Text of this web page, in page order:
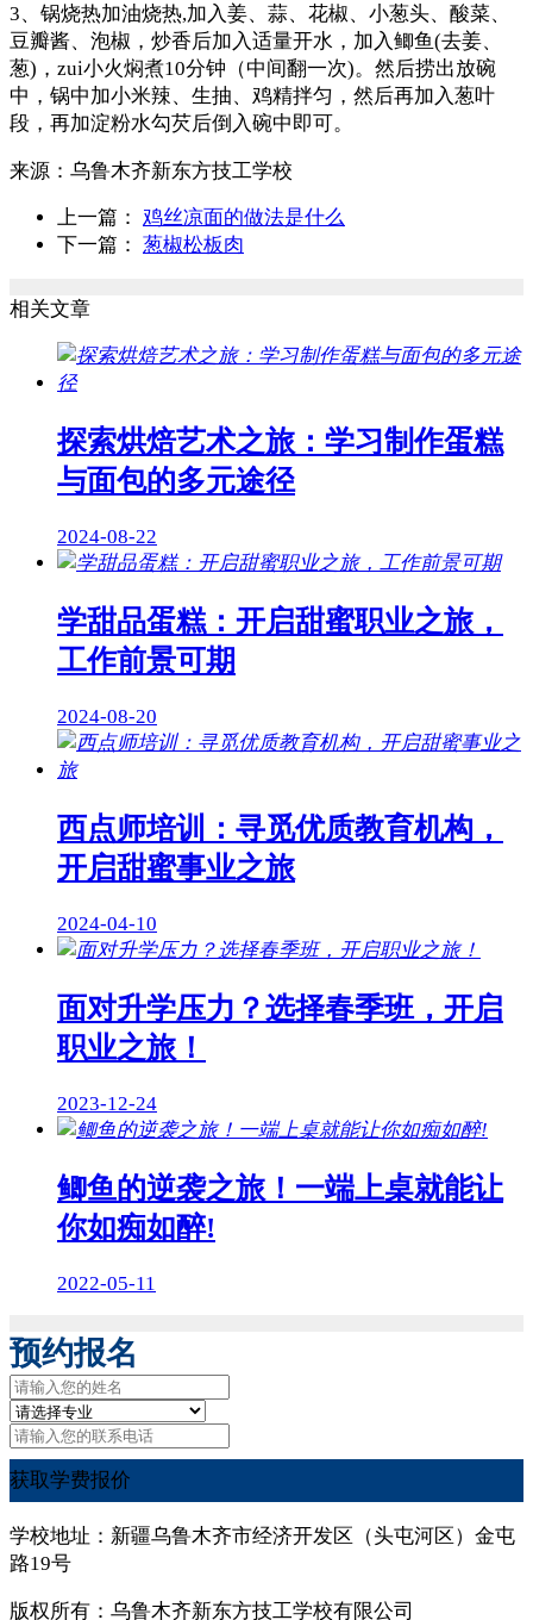
3、锅烧热加油烧热,加入姜、蒜、花椒、小葱头、酸菜、
豆瓣酱、泡椒，炒香后加入适量开水，加入鲫鱼(去姜、
葱)，zui小火焖煮10分钟（中间翻一次)。然后捞出放碗
中，锅中加小米辣、生抽、鸡精拌匀，然后再加入葱叶
段，再加淀粉水勾芡后倒入碗中即可。
来源： 乌鲁木齐新东方技工学校
上一篇： 鸡丝凉面的做法是什么
下一篇： 葱椒松板肉
相关文章
探索烘焙艺术之旅：学习制作蛋糕
与面包的多元途径
2024-08-22
学甜品蛋糕：开启甜蜜职业之旅，
工作前景可期
2024-08-20
西点师培训：寻觅优质教育机构，
开启甜蜜事业之旅
2024-04-10
面对升学压力？选择春季班，开启
职业之旅！
2023-12-24
鲫鱼的逆袭之旅！一端上桌就能让
你如痴如醉!
2022-05-11
预约报名
获取学费报价
学校地址：新疆乌鲁木齐市经济开发区（头屯河区）金屯
路19号
版权所有：乌鲁木齐新东方技工学校有限公司